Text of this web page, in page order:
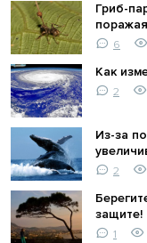
Гриб-
6
Как
2
Из-за
2
защите!
1